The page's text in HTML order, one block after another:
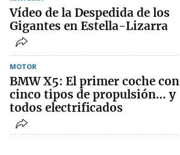
Vídeo de la Despedida de los
Gigantes en Estella-Lizarra
MOTOR
BMW X5: El primer coche con
cinco tipos de propulsión… y
todos electrificados